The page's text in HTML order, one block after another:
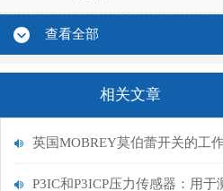
查看全部
相关文章